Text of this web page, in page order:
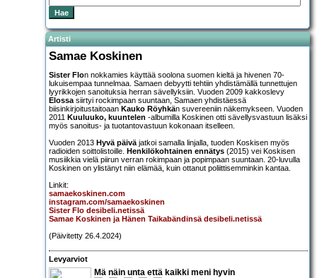
Artisti
Samae Koskinen
Sister Flon nokkamies käyttää soolona suomen kieltä ja hivenen 70-
lukuisempaa tunnelmaa. Samaen debyytti tehtiin yhdistämällä tunnettujen
lyyrikkojen sanoituksia herran sävellyksiin. Vuoden 2009 kakkoslevy
Elossa siirtyi rockimpaan suuntaan, Samaen yhdistäessä
biisinkirjoitustaitoaan Kauko Röyhkän suvereeniin näkemykseen. Vuoden
2011
Kuuluuko, kuuntelen -albumilla Koskinen otti sävellysvastuun lisäksi
myös sanoitus- ja tuotantovastuun kokonaan itselleen.
Vuoden 2013 Hyvä päivä jatkoi samalla linjalla, tuoden Koskisen myös
radioiden soittolistoille.
Henkilökohtainen ennätys (2015) vei Koskisen
musiikkia vielä piirun verran rokimpaan ja popimpaan suuntaan. 20-luvulla
Koskinen on ylistänyt niin elämää, kuin ottanut poliittisemminkin kantaa.
Linkit:
samaekoskinen.com
instagram.com/samaekoskinen
Sister Flo desibeli.netissä
Samae Koskinen ja Hänen Taikabändinsä desibeli.netissä
(Päivitetty 26.4.2024)
Levyarviot
Mä näin unta että kaikki meni hyvin